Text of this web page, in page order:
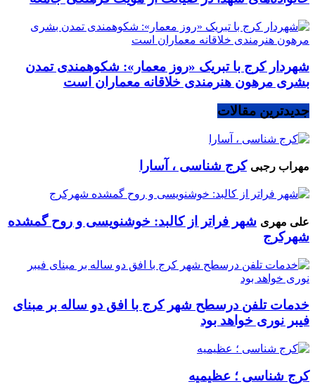
شهردار کرج با تبریک «روز معمار»: شکوهمندی تمدن
بشری مرهون هنرمندی خلاقانه معماران است
جدیدترین مقالات
مهراب رجبی کرج شناسی ، آسارا
علی مهری شهر فراتر از کالبد: خوشنویسی و روح گمشده
شهرکرج
خدمات تلفن درسطح شهر کرج با افق دو ساله بر مبنای
فیبر نوری خواهد بود
کرج شناسی ؛ عظیمیه